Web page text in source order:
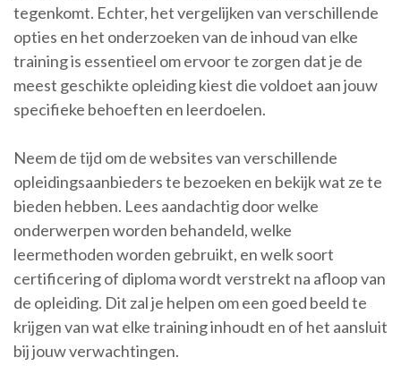
tegenkomt. Echter, het vergelijken van verschillende
opties en het onderzoeken van de inhoud van elke
training is essentieel om ervoor te zorgen dat je de
meest geschikte opleiding kiest die voldoet aan jouw
specifieke behoeften en leerdoelen.
Neem de tijd om de websites van verschillende
opleidingsaanbieders te bezoeken en bekijk wat ze te
bieden hebben. Lees aandachtig door welke
onderwerpen worden behandeld, welke
leermethoden worden gebruikt, en welk soort
certificering of diploma wordt verstrekt na afloop van
de opleiding. Dit zal je helpen om een goed beeld te
krijgen van wat elke training inhoudt en of het aansluit
bij jouw verwachtingen.